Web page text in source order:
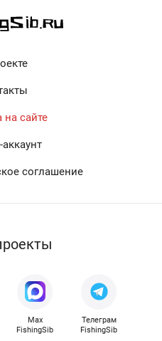
на сайте
соглашение
Max
FishingSib
Телеграм
FishingSib